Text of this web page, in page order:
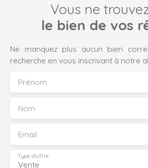
Vous ne
le bien de vos
Ne manquez plus aucun bien
recherche en vous inscrivant à notre
Prénom
Nom
Email
Vente
Type d'offre